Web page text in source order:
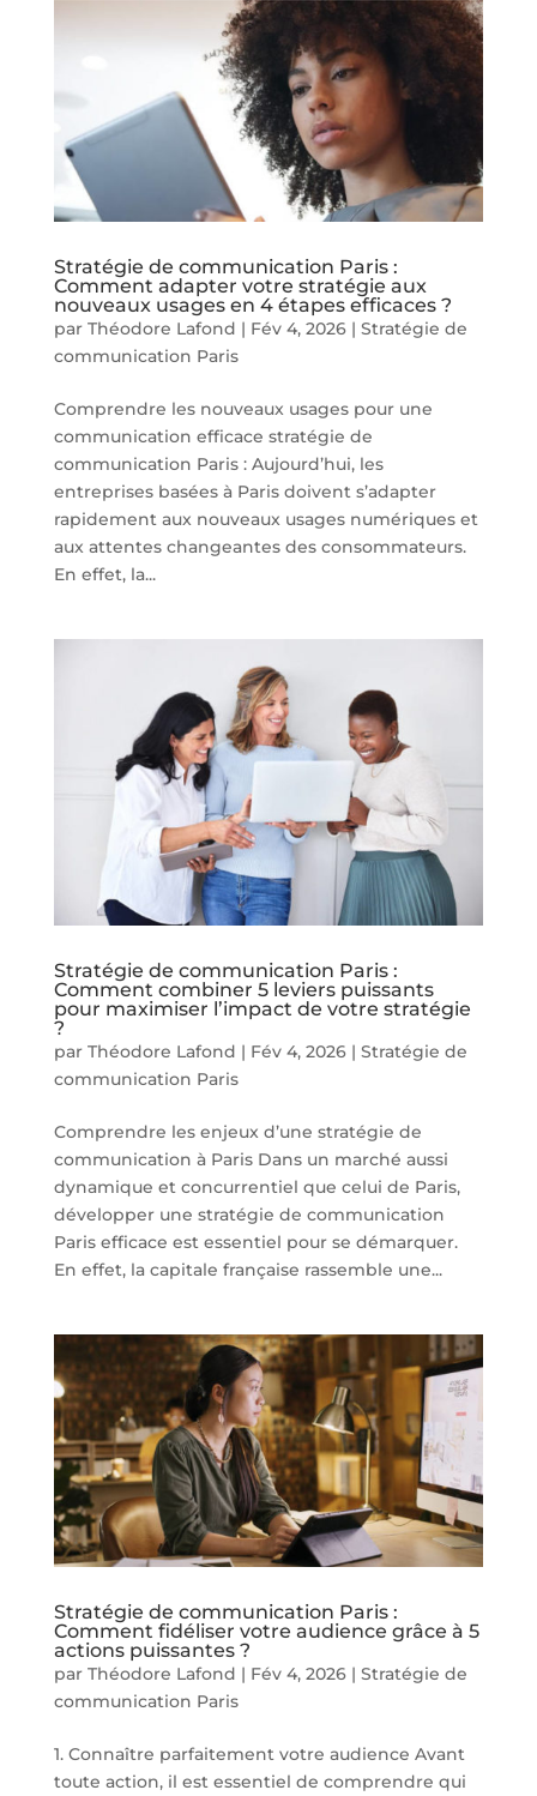
Stratégie de communication Paris :
Comment adapter votre stratégie aux
nouveaux usages en 4 étapes efficaces ?
par Théodore Lafond | Fév 4, 2026| Stratégie de
communication Paris
Comprendre les nouveaux usages pour une
communication efficace stratégie de
communication Paris : Aujourd’hui, les
entreprises basées à Paris doivent s’adapter
rapidement aux nouveaux usages numériques et
aux attentes changeantes des consommateurs.
En effet, la...
Stratégie de communication Paris :
Comment combiner 5 leviers puissants
pour maximiser l’impact de votre stratégie
?
par Théodore Lafond | Fév 4, 2026| Stratégie de
communication Paris
Comprendre les enjeux d’une stratégie de
communication à Paris Dans un marché aussi
dynamique et concurrentiel que celui de Paris,
développer une stratégie de communication
Paris efficace est essentiel pour se démarquer.
En effet, la capitale française rassemble une...
Stratégie de communication Paris :
Comment fidéliser votre audience grâce à 5
actions puissantes ?
par Théodore Lafond | Fév 4, 2026| Stratégie de
communication Paris
1. Connaître parfaitement votre audience Avant
toute action, il est essentiel de comprendre qui